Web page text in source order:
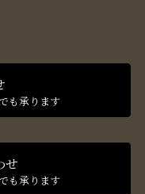
も承ります
せ
も承ります